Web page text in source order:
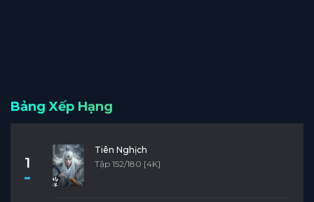
Bảng Xếp Hạng
1
Tiên Nghịch
Tập 152/180 [4K]